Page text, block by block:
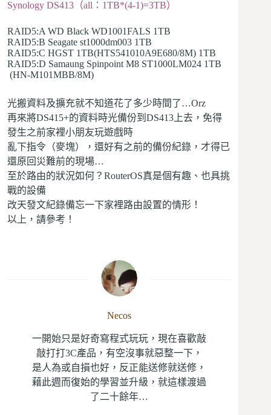
Synology DS413（all：1TB*(4-1)=3TB）
RAID5:A WD Black WD1001FALS 1TB
RAID5:B Seagate st1000dm003 1TB
RAID5:C HGST 1TB(HTS541010A9E680/8M) 1TB
RAID5:D Samaung Spinpoint M8 ST1000LM024 1TB
(HN-M101MBB/8M)
光搬資料及擴充就不知道花了多少時間了…Orz
再來將DS415+的資料時光備份到DS413上去，免得
發生之前家裡小朋友玩遊戲時
亂下指令（麥塊），還好有之前的備份紀錄，才得已
還原回災難前的現場…
至於路由的狀況如何？RouterOS真是個有趣、也具挑
戰的設備
改天發文紀錄備忘一下家裡路由設置的情形！
以上，請參考！
Necos
一開始只是好奇寫程式玩玩，現在喜歡敲
敲打打3C產品，有空沒事就惡整一下，
是人為或自損也好，反正能送修就送修，
藉此週而復始的學習並升級，就這樣渡過
了二十餘年…